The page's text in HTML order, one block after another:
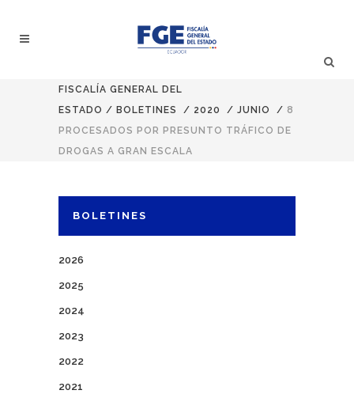
FISCALÍA GENERAL DEL
ESTADO / BOLETINES / 2020 / JUNIO / 8
PROCESADOS POR PRESUNTO TRÁFICO DE
DROGAS A GRAN ESCALA
BOLETINES
2026
2025
2024
2023
2022
2021